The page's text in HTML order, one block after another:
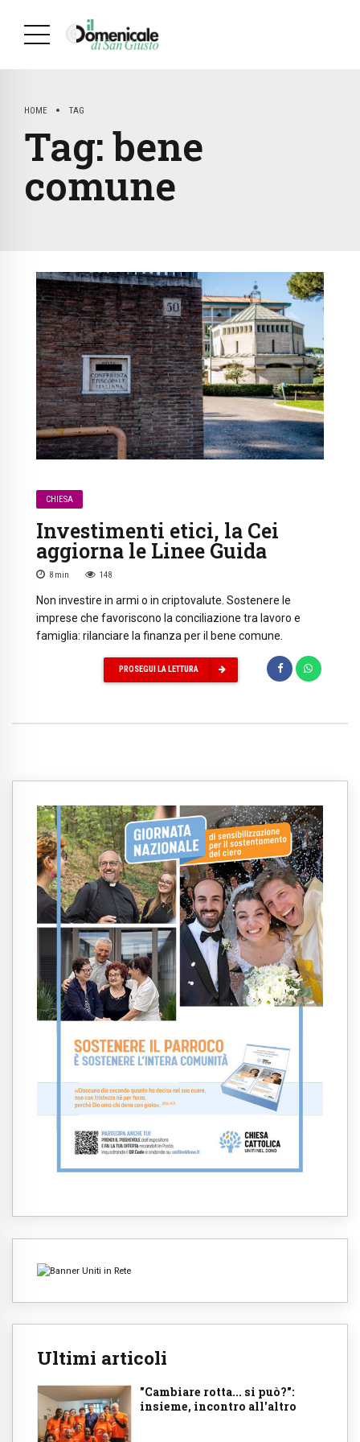
HOME TAG
Tag:bene
comune
CHIESA
Investimenti etici, la Cei
aggiorna le Linee Guida
8 min 148
Non investire in armi o in criptovalute. Sostenere le
imprese che favoriscono la conciliazione tra lavoro e
famiglia: rilanciare la finanza per il bene comune.
PROSEGUI LA LETTURA
Ultimi articoli
"Cambiare rotta... si può?":
insieme, incontro all'altro